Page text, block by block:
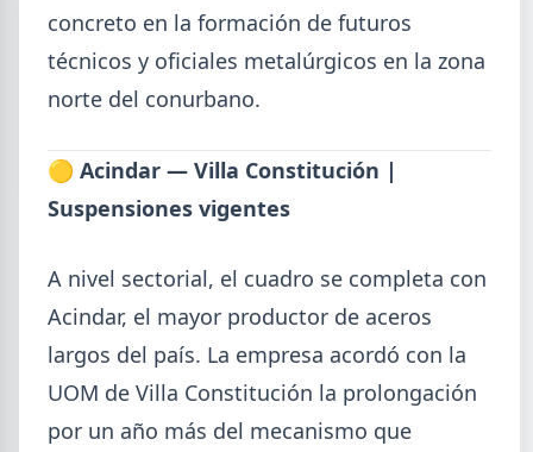
SUSCRIPCIÓN A SIDERDATO
Recibí el reporte semanal más actualizado de novedades
REGISTRESE GRATIS
concreto en la formación de futuros
técnicos y oficiales metalúrgicos en la zona
norte del conurbano.
🟡 Acindar — Villa Constitución |
Suspensiones vigentes
A nivel sectorial, el cuadro se completa con
Acindar, el mayor productor de aceros
largos del país. La empresa acordó con la
UOM de Villa Constitución la prolongación
por un año más del mecanismo que